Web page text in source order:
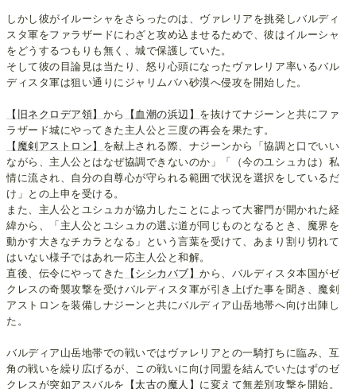
しかし彼がイルーシャをさらったのは、ヴァレリアを挑発しバルディ
スタ軍をファラザードにわざと攻め込ませるためで、彼はイルーシャ
をどうするつもりも無く、城で保護していた。
そして彼の目論見は当たり、怒り心頭になったヴァレリア率いるバル
ディスタ軍は狙い通りにジャリムバハ砂漠へ侵攻を開始した。
【旧ネクロデア領】 から 【血潮の浜辺】 を抜けてナジーンと共にファ
ラザード城にやってきた主人公と三度の再会を果たす。
【魔剣アストロン】 を献上される際、ナジーンから「協調と口でいい
ながら、主人公とはなぜ協調できないのか」「（今のユシュカは）私
情に流され、自分の自尊心が守られる範囲で状況を選択をしているだ
け」との上申を受ける。
また、主人公とユシュカが協力したことによって大審門が開かれた経
緯から、「主人公とユシュカの選ぶ道が同じものとなるとき、魔界を
動かす大きなチカラとなる」という言葉を受けて、あまり割り切れて
はいない様子ではあれ一応主人公と和解。
直後、伝令にやってきた
【シシカバブ】から、バルディスタ本国がゼ
クレスの奇襲攻撃を受けバルディスタ軍が引き上げた事を聞き、魔剣
アストロンを装備しナジーンと共にバルディア山岳地帯へ向け出陣し
た。
バルディア山岳地帯での戦いではヴァレリアとの一騎打ちに臨み、互
角の戦いを繰り広げるが、この戦いに向け同盟を結んでいたはずのゼ
クレスが突如アスバルを
【太古の魔人】 に変えて無差別攻撃を開始。